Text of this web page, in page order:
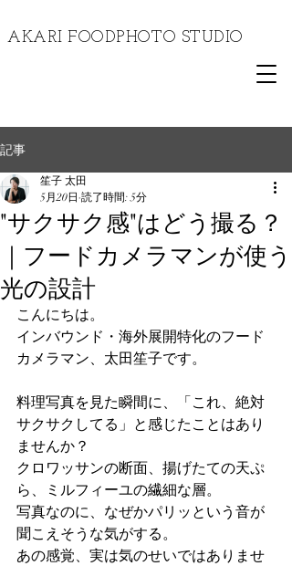
​AKARI FOODPHOTO STUDIO
記事
"サクサク感"はどう撮る？
｜フードカメラマンが使う
光の設計
笙子 太田
5月20日 読了時間: 5分
こんにちは。
インバウンド・海外展開特化のフード
カメラマン、太田笙子です。
料理写真を見た瞬間に、「これ、絶対
サクサクしてる」と感じたことはあり
ませんか？
クロワッサンの断面、揚げたての天ぷ
ら、ミルフィーユの繊細な層。
写真なのに、なぜかパリッという音が
聞こえそうな気がする。
あの感覚、実は気のせいではありませ